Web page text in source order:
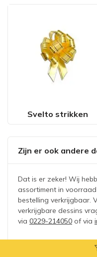
Svelto strikken
Zijn er ook andere
Dat is er zeker! Wij
assortiment in
bestelling verkrijgbaar.
verkrijgbare dessins
via 0229-214050 of via
Moet ik een